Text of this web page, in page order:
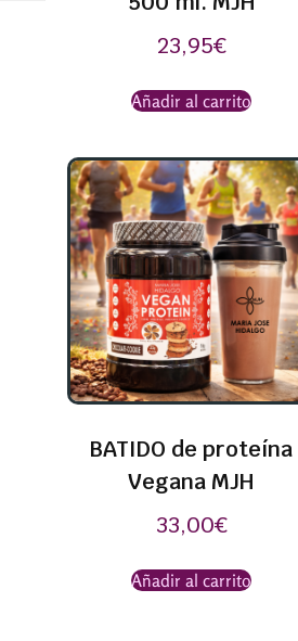
23,95€
Añadir al carrito
BATIDO de proteína
Vegana MJH
33,00€
Añadir al carrito